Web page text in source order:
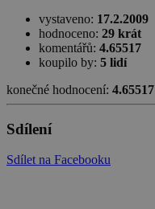
vystaveno: 17.2.2009
hodnoceno: 29 krát
komentářů: 4.65517
koupilo by: 5 lidí
konečné hodnocení: 4.65517
Sdílení
Sdílet na Facebooku